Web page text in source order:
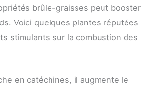
brûle-graisses peut booster
Voici quelques plantes réputées
stimulants sur la combustion des
en catéchines, il augmente le